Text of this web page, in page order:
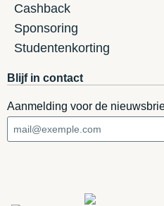
Cashback
Sponsoring
Studentenkorting
Blijf in contact
Aanmelding voor de